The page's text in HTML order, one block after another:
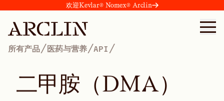
欢迎Kevlar® Nomex® Arclin
所有产品/医药与营养/API /
二甲胺 （DMA）